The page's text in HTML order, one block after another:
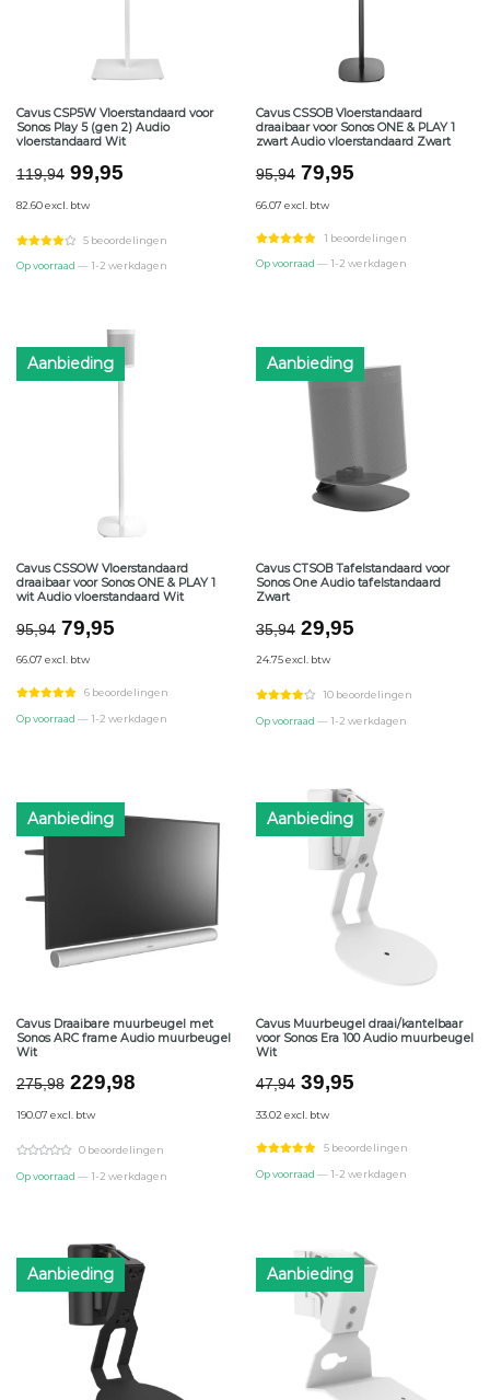
Cavus CSP5W Vloerstandaard voor
Sonos Play 5 (gen 2) Audio
vloerstandaard Wit
119,94 Oorspronkelijke
was:
€119,94.
99,95Huidige
€99,95.
82.60 excl. btw
5 beoordelingen
Op voorraad — 1-2 werkdagen
Cavus CSSOB Vloerstandaard
draaibaar voor Sonos ONE & PLAY 1
zwart Audio vloerstandaard Zwart
95,94 Oorspronkelijke
was:
€95,94.
79,95Huidige
€79,95.
66.07 excl. btw
1 beoordelingen
Op voorraad — 1-2 werkdagen
Aanbieding
Cavus CSSOW Vloerstandaard
draaibaar voor Sonos ONE & PLAY 1
wit Audio vloerstandaard Wit
95,94 Oorspronkelijke
prijs
was:
€95,94.
79,95Huidige
€79,95.
66.07 excl. btw
6 beoordelingen
Op voorraad — 1-2 werkdagen
Aanbieding
Cavus CTSOB Tafelstandaard voor
Sonos One Audio tafelstandaard
Zwart
35,94 Oorspronkelijke
prijs
was:
€35,94.
29,95Huidige
€29,95.
24.75 excl. btw
10 beoordelingen
Op voorraad — 1-2 werkdagen
Aanbieding
Cavus Draaibare muurbeugel met
Sonos ARC frame Audio muurbeugel
Wit
275,98 Oorspronkelijke
was:
€275,98.
229,98Huidige
€229,98.
190.07 excl. btw
0 beoordelingen
Op voorraad — 1-2 werkdagen
Aanbieding
Cavus Muurbeugel draai/kantelbaar
voor Sonos Era 100 Audio muurbeugel
Wit
47,94 Oorspronkelijke
was:
€47,94.
39,95Huidige
€39,95.
33.02 excl. btw
5 beoordelingen
Op voorraad — 1-2 werkdagen
Aanbieding Aanbieding